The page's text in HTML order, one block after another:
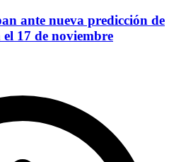
ante nueva predicción de
17 de noviembre